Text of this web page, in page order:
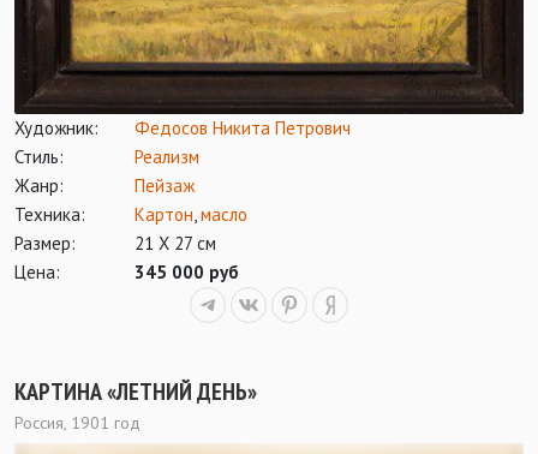
Художник:
Федосов Никита Петрович
Стиль:
Реализм
Жанр:
Пейзаж
Техника:
Картон,масло
Размер:
21 Х 27 см
Цена:
345 000 руб
КАРТИНА «ЛЕТНИЙ ДЕНЬ»
Россия, 1901 год